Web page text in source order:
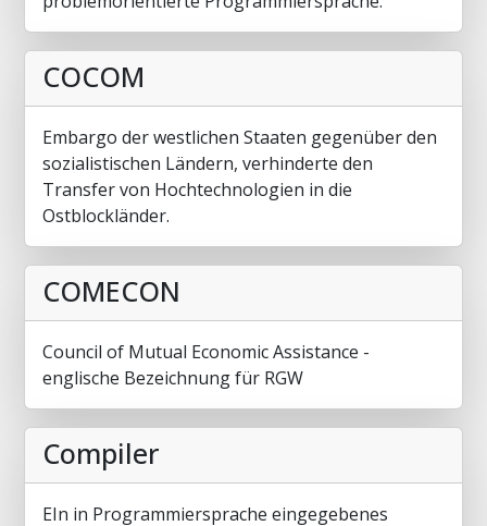
COCOM
Embargo der westlichen Staaten gegenüber den
sozialistischen Ländern, verhinderte den
Transfer von Hochtechnologien in die
Ostblockländer.
COMECON
Council of Mutual Economic Assistance -
englische Bezeichnung für RGW
Compiler
EIn in Programmiersprache eingegebenes